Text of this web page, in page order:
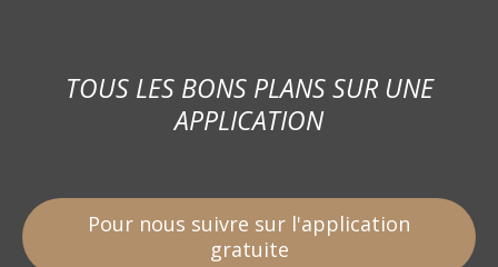
TOUS LES BONS PLANS SUR UNE
APPLICATION
Pour nous suivre sur l'application
gratuite